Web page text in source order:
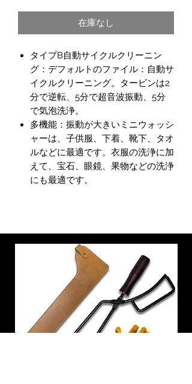
在庫なし
タイプB自動サイクルクリーニン
グ：デフォルトのファイル：自動サ
イクルクリーニング。タービンは2
分で逆転、5分で超音波振動、5分
で気泡洗浄。
多機能：振動が大きいミニウォッシ
ャーは、子供服、下着、靴下、タオ
ルなどに最適です。衣服の洗浄に加
えて、宝石、眼鏡、果物などの洗浄
にも最適です。